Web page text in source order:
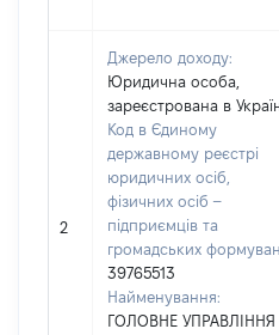
2
Джерело доходу:
Юридична особа,
зареєстрована в
Код в Єдиному
державному реєстрі
юридичних осіб,
фізичних осіб –
підприємців та
громадських
39765513
Найменування:
ГОЛОВНЕ УПРАВЛІННЯ